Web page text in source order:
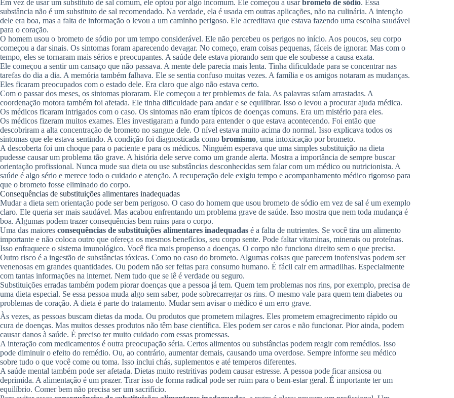
Em vez de usar um substituto de sal comum, ele optou por algo incomum. Ele começou a usarbrometo de sódio. Essa
substância não é um substituto de sal recomendado. Na verdade, ela é usada em outras aplicações, não na culinária. A intenção
dele era boa, mas a falta de informação o levou a um caminho perigoso. Ele acreditava que estava fazendo uma escolha saudável
para o coração.
O homem usou o brometo de sódio por um tempo considerável. Ele não percebeu os perigos no início. Aos poucos, seu corpo
começou a dar sinais. Os sintomas foram aparecendo devagar. No começo, eram coisas pequenas, fáceis de ignorar. Mas com o
tempo, eles se tornaram mais sérios e preocupantes. A saúde dele estava piorando sem que ele soubesse a causa exata.
Ele começou a sentir um cansaço que não passava. A mente dele parecia mais lenta. Tinha dificuldade para se concentrar nas
tarefas do dia a dia. A memória também falhava. Ele se sentia confuso muitas vezes. A família e os amigos notaram as mudanças.
Eles ficaram preocupados com o estado dele. Era claro que algo não estava certo.
Com o passar dos meses, os sintomas pioraram. Ele começou a ter problemas de fala. As palavras saíam arrastadas. A
coordenação motora também foi afetada. Ele tinha dificuldade para andar e se equilibrar. Isso o levou a procurar ajuda médica.
Os médicos ficaram intrigados com o caso. Os sintomas não eram típicos de doenças comuns. Era um mistério para eles.
Os médicos fizeram muitos exames. Eles investigaram a fundo para entender o que estava acontecendo. Foi então que
descobriram a alta concentração de brometo no sangue dele. O nível estava muito acima do normal. Isso explicava todos os
sintomas que ele estava sentindo. A condição foi diagnosticada como bromismo, uma intoxicação por brometo.
A descoberta foi um choque para o paciente e para os médicos. Ninguém esperava que uma simples substituição na dieta
pudesse causar um problema tão grave. A história dele serve como um grande alerta. Mostra a importância de sempre buscar
orientação profissional. Nunca mude sua dieta ou use substâncias desconhecidas sem falar com um médico ou nutricionista. A
saúde é algo sério e merece todo o cuidado e atenção. A recuperação dele exigiu tempo e acompanhamento médico rigoroso para
que o brometo fosse eliminado do corpo.
Consequências de substituições alimentares inadequadas
Mudar a dieta sem orientação pode ser bem perigoso. O caso do homem que usou brometo de sódio em vez de sal é um exemplo
claro. Ele queria ser mais saudável. Mas acabou enfrentando um problema grave de saúde. Isso mostra que nem toda mudança é
boa. Algumas podem trazer consequências bem ruins para o corpo.
Uma das maiores consequências de substituições alimentares inadequadas é a falta de nutrientes. Se você tira um alimento
importante e não coloca outro que ofereça os mesmos benefícios, seu corpo sente. Pode faltar vitaminas, minerais ou proteínas.
Isso enfraquece o sistema imunológico. Você fica mais propenso a doenças. O corpo não funciona direito sem o que precisa.
Outro risco é a ingestão de substâncias tóxicas. Como no caso do brometo. Algumas coisas que parecem inofensivas podem ser
venenosas em grandes quantidades. Ou podem não ser feitas para consumo humano. É fácil cair em armadilhas. Especialmente
com tantas informações na internet. Nem tudo que se lê é verdade ou seguro.
Substituições erradas também podem piorar doenças que a pessoa já tem. Quem tem problemas nos rins, por exemplo, precisa de
uma dieta especial. Se essa pessoa muda algo sem saber, pode sobrecarregar os rins. O mesmo vale para quem tem diabetes ou
problemas de coração. A dieta é parte do tratamento. Mudar sem avisar o médico é um erro grave.
Às vezes, as pessoas buscam dietas da moda. Ou produtos que prometem milagres. Eles prometem emagrecimento rápido ou
cura de doenças. Mas muitos desses produtos não têm base científica. Eles podem ser caros e não funcionar. Pior ainda, podem
causar danos à saúde. É preciso ter muito cuidado com essas promessas.
A interação com medicamentos é outra preocupação séria. Certos alimentos ou substâncias podem reagir com remédios. Isso
pode diminuir o efeito do remédio. Ou, ao contrário, aumentar demais, causando uma overdose. Sempre informe seu médico
sobre tudo o que você come ou toma. Isso inclui chás, suplementos e até temperos diferentes.
A saúde mental também pode ser afetada. Dietas muito restritivas podem causar estresse. A pessoa pode ficar ansiosa ou
deprimida. A alimentação é um prazer. Tirar isso de forma radical pode ser ruim para o bem-estar geral. É importante ter um
equilíbrio. Comer bem não precisa ser um sacrifício.